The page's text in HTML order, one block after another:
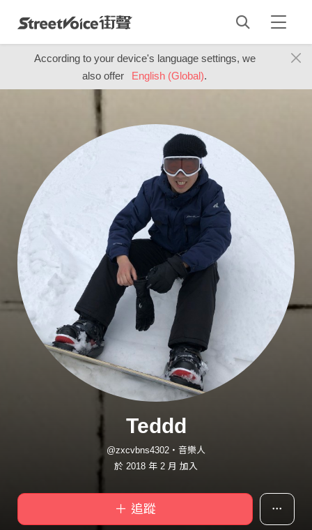
According to your device's language settings, we
also offer
English (Global).
Teddd
@zxcvbns4302・音樂人
於 2018 年 2 月 加入
＋ 追蹤